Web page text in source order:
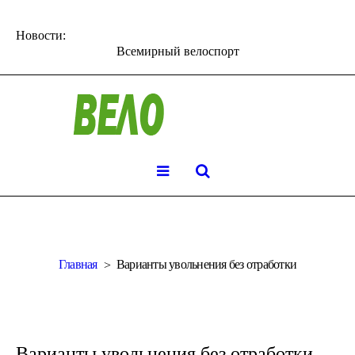
Новости:
Всемирный велоспорт
Главная Варианты увольнения без отработки